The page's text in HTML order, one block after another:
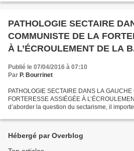
PATHOLOGIE SECTAIRE
COMMUNISTE DE LA
À L’ÉCROULEMENT DE LA
Publié le 07/04/2016 à 07:10
Par P. Bourrinet
PATHOLOGIE SECTAIRE DANS LA
FORTERESSE ASSIÉGÉE À
d’aborder la question du sectarisme, il
Hébergé par Overblog